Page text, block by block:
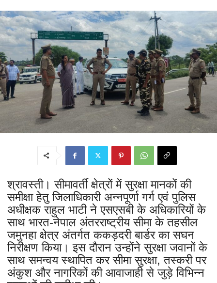
श्रावस्ती। सीमावर्ती क्षेत्रों में सुरक्षा मानकों की
समीक्षा हेतु जिलाधिकारी अन्नपूर्णा गर्ग एवं पुलिस
अधीक्षक राहुल भाटी ने एसएसबी के अधिकारियों के
साथ भारत-नेपाल अंतरराष्ट्रीय सीमा के तहसील
जमुनहा क्षेत्र अंतर्गत ककड़दरी बार्डर का सघन
निरीक्षण किया। इस दौरान उन्होंने सुरक्षा जवानों के
साथ समन्वय स्थापित कर सीमा सुरक्षा, तस्करी पर
अंकुश और नागरिकों की आवाजाही से जुड़े विभिन्न